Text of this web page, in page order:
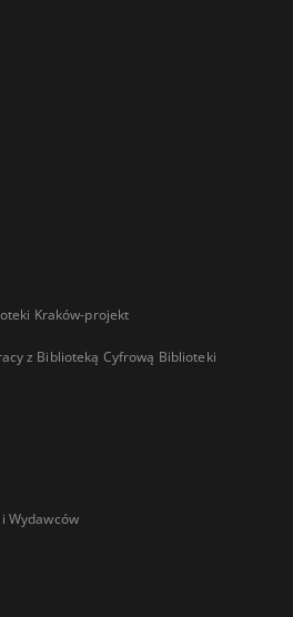
Kraków-projekt
z Biblioteką Cyfrową Biblioteki
Wydawców